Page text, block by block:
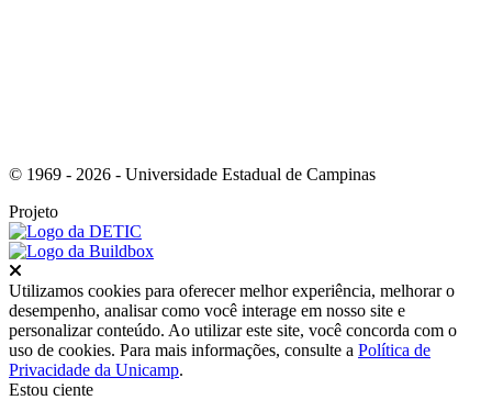
© 1969 - 2026 - Universidade Estadual de Campinas
Projeto
Utilizamos cookies para oferecer melhor experiência, melhorar o
desempenho, analisar como você interage em nosso site e
personalizar conteúdo. Ao utilizar este site, você concorda com o
uso de cookies. Para mais informações, consulte a Política de
Privacidade da Unicamp.
Estou ciente